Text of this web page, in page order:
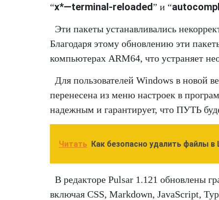
“x*—terminal-reloaded” и “
Эти пакеты устанавливались
Благодаря этому обновлению эти
компьютерах ARM64, что устраняет
Для пользователей Windows в новой
перенесена из меню настроек в
надежным и гарантирует, что ПУТЬ
Читать Как безопасно удалить файлы
В редакторе Pulsar 1.121 обновлены
включая CSS, Markdown, JavaScript,